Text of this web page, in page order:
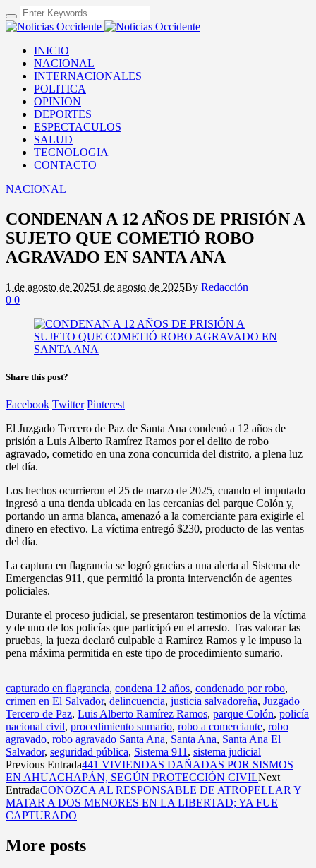
INICIO
NACIONAL
INTERNACIONALES
POLITICA
OPINION
DEPORTES
ESPECTACULOS
SALUD
TECNOLOGIA
CONTACTO
NACIONAL
CONDENAN A 12 AÑOS DE PRISIÓN A
SUJETO QUE COMETIÓ ROBO
AGRAVADO EN SANTA ANA
1 de agosto de 20251 de agosto de 2025By Redacción
0 0
Share this post?
Facebook Twitter Pinterest
El Juzgado Tercero de Paz de Santa Ana condenó a 12 años de
prisión a Luis Alberto Ramírez Ramos por el delito de robo
agravado, cometido en una zona concurrida del distrito, a plena luz
del día.
Los hechos ocurrieron el 25 de marzo de 2025, cuando el imputado
ingresó a una tienda ubicada en las cercanías del parque Colón y,
portando un arma blanca, amenazó a la comerciante para exigirle el
dinero en efectivo. La víctima entregó $230, producto de las ventas
del día.
La captura en flagrancia se logró gracias a una alerta al Sistema de
Emergencias 911, que permitió la pronta intervención de agentes
policiales.
Durante el proceso judicial, se presentaron testimonios de la víctima
y de uno de los policías que participó en el arresto. Tras valorar las
pruebas, la jueza declaró culpable a Ramírez Ramos y le impuso la
pena máxima permitida en este tipo de procedimiento sumario.
capturado en flagrancia, condena 12 años, condenado por robo,
crimen en El Salvador, delincuencia, justicia salvadoreña, Juzgado
Tercero de Paz, Luis Alberto Ramírez Ramos, parque Colón, policía
nacional civil, procedimiento sumario, robo a comerciante, robo
agravado, robo agravado Santa Ana, Santa Ana, Santa Ana El
Salvador, seguridad pública, Sistema 911 , sistema judicial
Previous Entrada441 VIVIENDAS DAÑADAS POR SISMOS
EN AHUACHAPÁN, SEGÚN PROTECCIÓN CIVILNext
EntradaCONOZCA AL RESPONSABLE DE ATROPELLAR Y
MATAR A DOS MENORES EN LA LIBERTAD; YA FUE
CAPTURADO
More posts